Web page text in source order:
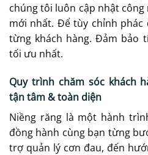
chúng tôi luôn cập nhật
mới nhất. Để tùy chỉnh
từng khách hàng. Đảm bảo
tối ưu nhất.
Quy trình chăm sóc khách
tận tâm & toàn diện
Niềng răng là một hành
đồng hành cùng bạn từng
trợ quản lý cơn đau, đến